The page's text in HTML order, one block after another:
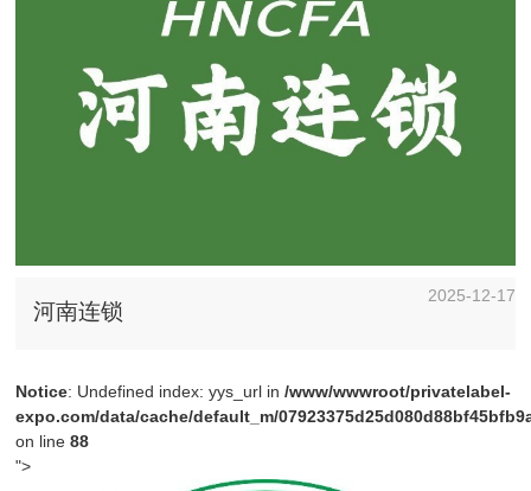
河南连锁
2025-12-17
Notice: Undefined index: yys_url in/www/wwwroot/privatelabel-
expo.com/data/cache/default_m/
on line88
">